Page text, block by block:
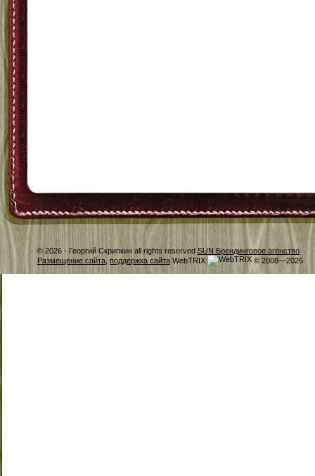
© 2026 - Георгий Скрипкин all rights reserved SUN Брендинговое агенство
Размещение сайта, поддержка сайта WebTRIX © 2008—2026